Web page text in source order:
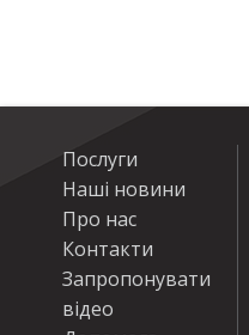
Послуги
Наші новини
Про нас
Контакти
Запропонувати
відео